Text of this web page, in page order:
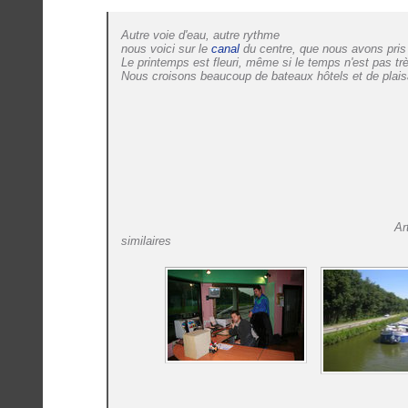
Autre voie d'eau, autre rythme
nous voici sur le canal du centre, que nous avons
Le printemps est fleuri, même si le temps n'est pas
Nous croisons beaucoup de bateaux hôtels et de
similaires